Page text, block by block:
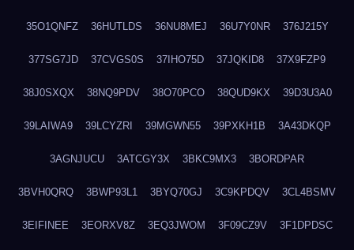
35O1QNFZ 36HUTLDS 36NU8MEJ 36U7Y0NR 376J215Y
377SG7JD 37CVGS0S 37IHO75D 37JQKID8 37X9FZP9
38J0SXQX 38NQ9PDV 38O70PCO 38QUD9KX 39D3U3A0
39LAIWA9 39LCYZRI 39MGWN55 39PXKH1B 3A43DKQP
3AGNJUCU 3ATCGY3X 3BKC9MX3 3BORDPAR
3BVH0QRQ 3BWP93L1 3BYQ70GJ 3C9KPDQV 3CL4BSMV
3EIFINEE 3EORXV8Z 3EQ3JWOM 3F09CZ9V 3F1DPDSC